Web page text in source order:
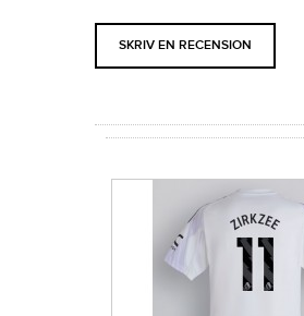
SKRIV EN RECENSION